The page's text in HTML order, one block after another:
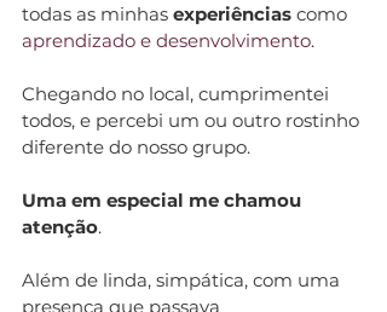
todas as minhas experiências como
aprendizado e desenvolvimento.
Chegando no local, cumprimentei
todos, e percebi um ou outro rostinho
diferente do nosso grupo.
Uma em especial me chamou
atenção.
Além de linda, simpática, com uma
presença que passava